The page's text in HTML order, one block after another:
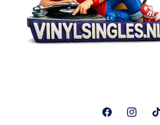
Facebook